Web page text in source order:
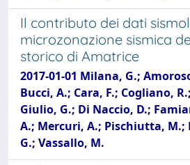
Il contributo dei dati
microzonazione sismica
storico di Amatrice
2017-01-01 Milana, G.;
Bucci, A.; Cara, F.; Cogliano,
Giulio, G.; Di Naccio, D.;
A.; Mercuri, A.; Pischiutta, M.;
G.; Vassallo, M.